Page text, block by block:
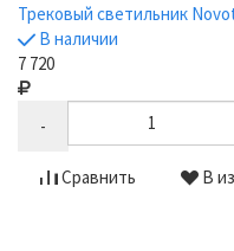
Трековый светильник
В наличии
7 720
-
Сравнить В